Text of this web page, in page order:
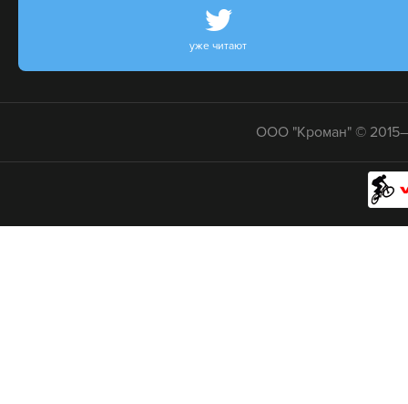
уже читают
ООО "Кроман" ©